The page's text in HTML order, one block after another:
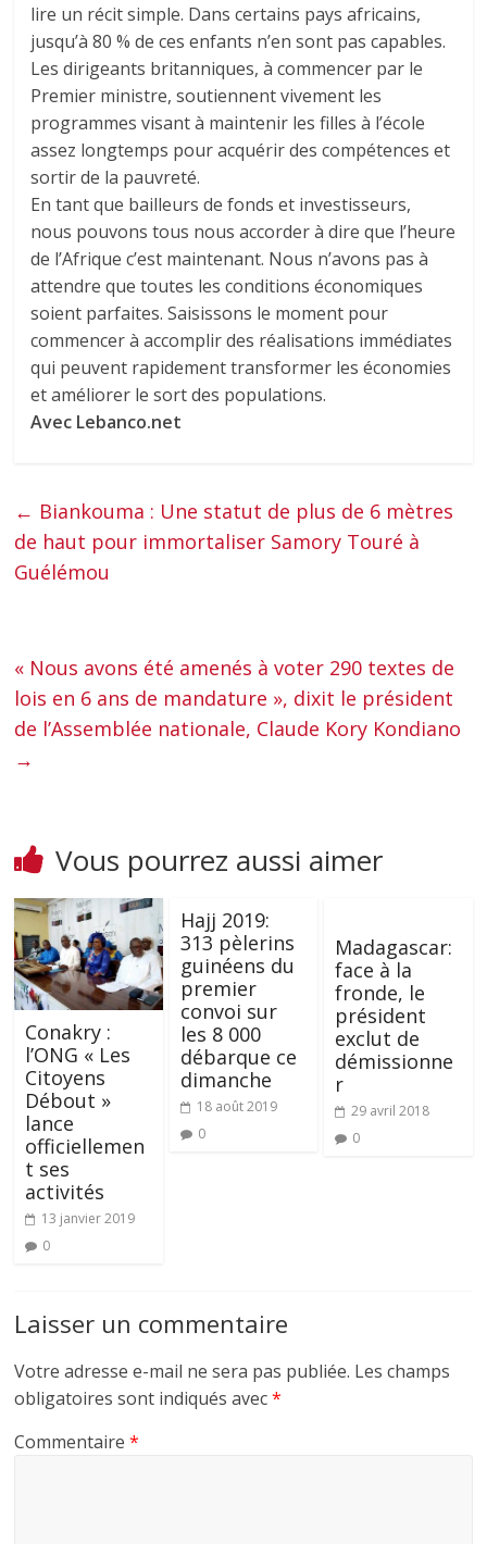
lire un récit simple. Dans certains pays africains,
jusqu’à 80 % de ces enfants n’en sont pas capables.
Les dirigeants britanniques, à commencer par le
Premier ministre, soutiennent vivement les
programmes visant à maintenir les filles à l’école
assez longtemps pour acquérir des compétences et
sortir de la pauvreté.
En tant que bailleurs de fonds et investisseurs,
nous pouvons tous nous accorder à dire que l’heure
de l’Afrique c’est maintenant. Nous n’avons pas à
attendre que toutes les conditions économiques
soient parfaites. Saisissons le moment pour
commencer à accomplir des réalisations immédiates
qui peuvent rapidement transformer les économies
et améliorer le sort des populations.
Avec Lebanco.net
← Biankouma : Une statut de plus de 6 mètres
de haut pour immortaliser Samory Touré à
Guélémou
« Nous avons été amenés à voter 290 textes de
lois en 6 ans de mandature », dixit le président
de l’Assemblée nationale, Claude Kory Kondiano
→
Vous pourrez aussi aimer
Conakry :
l’ONG « Les
Citoyens
Débout »
lance
officiellemen
t ses
activités
13 janvier 2019
0
Hajj 2019:
313 pèlerins
guinéens du
premier
convoi sur
les 8 000
débarque ce
dimanche
18 août 2019
0
Madagascar:
face à la
fronde, le
président
exclut de
démissionne
r
29 avril 2018
0
Laisser un commentaire
Votre adresse e-mail ne sera pas publiée. Les champs
obligatoires sont indiqués avec*
Commentaire*